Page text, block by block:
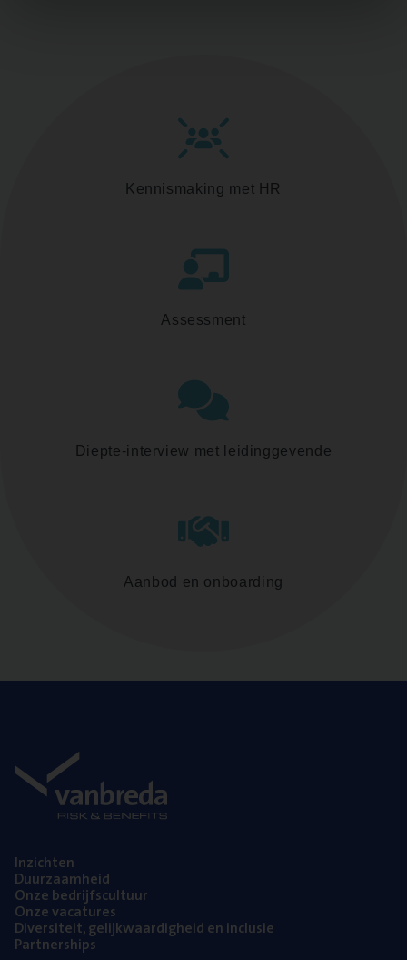
Kennismaking met HR
Assessment
Diepte-interview met leidinggevende
Aanbod en onboarding
Inzich­ten
Duur­zaam­heid
Onze bedrijfs­cul­tuur
Onze vaca­tu­res
Diver­si­teit, gelijk­waar­dig­heid en inclusie
Part­ner­ships